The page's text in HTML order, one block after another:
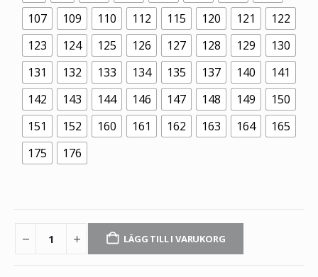
107
109 110 112 115 120 121
122
123
124 125 126 127 128 129
130
131
132 133 134 135 137 140
141
142
143 144 146 147 148 149
150
151
152 160 161 162 163 164
165
175
176
LÄGG TILL I VARUKORG